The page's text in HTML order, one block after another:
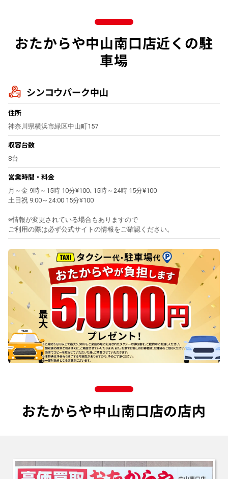
おたからや中山南口店近くの駐
車場
シンコウパーク中山
住所
神奈川県横浜市緑区中山町157
収容台数
8台
営業時間・料金
月～金 9時～15時 10分¥100､15時～24時 15分¥100
土日祝 9:00～24:00 15分¥100
※情報が変更されている場合もありますので
ご利用の際は必ず公式サイトの情報をご確認ください。
おたからや中山南口店の店内